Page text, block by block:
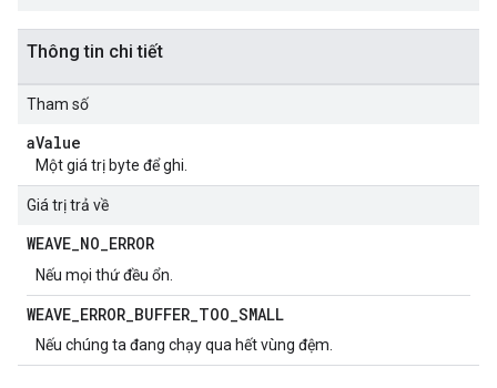
Thông tin chi tiết
Tham số
aValue
Một giá trị byte để ghi.
Giá trị trả về
WEAVE_NO_ERROR
Nếu mọi thứ đều ổn.
WEAVE_ERROR_BUFFER_TOO_SMALL
Nếu chúng ta đang chạy qua hết vùng đệm.